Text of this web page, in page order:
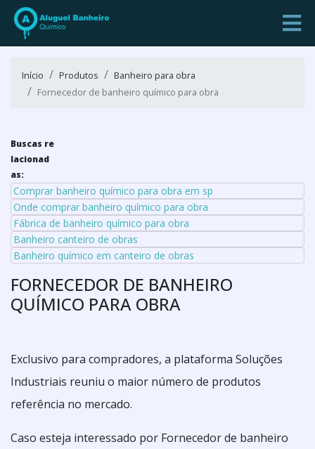
Início Produtos
Banheiro para obra
Fornecedor de banheiro químico para obra
Buscas re
lacionad
as:
Comprar banheiro químico para obra em sp
Onde comprar banheiro químico para obra
Fábrica de banheiro químico para obra
Banheiro canteiro de obras
Banheiro químico em canteiro de obras
FORNECEDOR DE BANHEIRO
QUÍMICO PARA OBRA
Exclusivo para compradores, a plataforma Soluções
Industriais reuniu o maior número de produtos
referência no mercado.
Caso esteja interessado por Fornecedor de banheiro